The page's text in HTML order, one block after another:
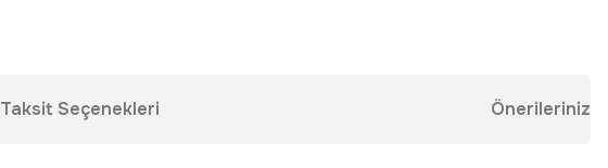
Taksit Seçenekleri Önerileriniz